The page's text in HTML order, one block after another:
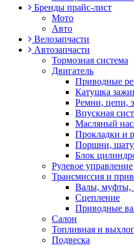
Бренды прайс-лист
Мото
Авто
Велозапчасти
Автозапчасти
Тормозная система
Двигатель
Приводные
Катушка
Ремни, цепи,
Впускная
Масляный
Прокладки и
Поршни,
Блок
Рулевое управление
Трансмиссия и
Валы, муфты,
Сцепление
Приводные
Салон
Топливная и
Подвеска